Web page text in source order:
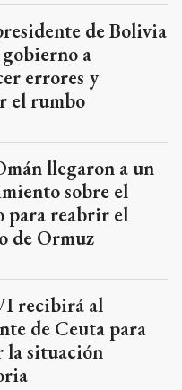
de Bolivia
a
errores y
el rumbo
llegaron a un
sobre el
para reabrir el
de Ormuz
recibirá al
de Ceuta para
la situación